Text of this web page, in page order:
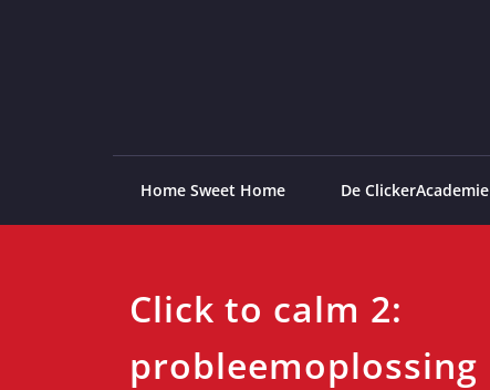
Home Sweet Home De ClickerAcademie
Click to calm 2:
probleemoplossing